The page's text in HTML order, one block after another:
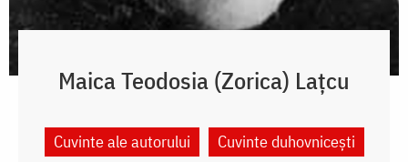
Maica Teodosia (Zorica) Lațcu
Cuvinte ale autorului
Cuvinte duhovnicești